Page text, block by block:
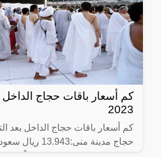
كم أسعار باقات حجاج
2023
كم أسعار باقات حجاج الداخل بعد
حجاج مدينة